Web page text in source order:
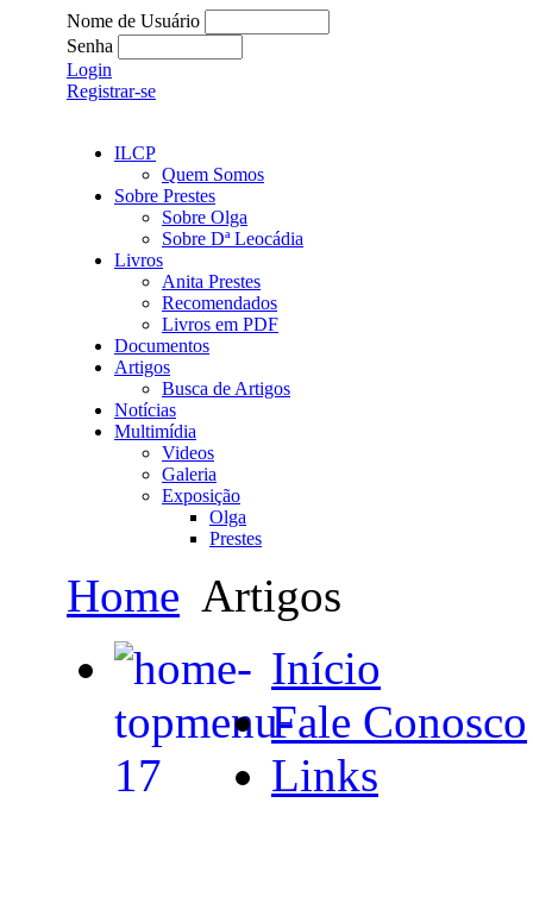
Nome de Usuário
Senha
Login
Registrar-se
ILCP
Quem Somos
Sobre Prestes
Sobre Olga
Sobre Dª Leocádia
Livros
Anita Prestes
Recomendados
Livros em PDF
Documentos
Artigos
Busca de Artigos
Notícias
Multimídia
Videos
Galeria
Exposição
Olga
Prestes
Home Artigos
Início
Fale Conosco
Links